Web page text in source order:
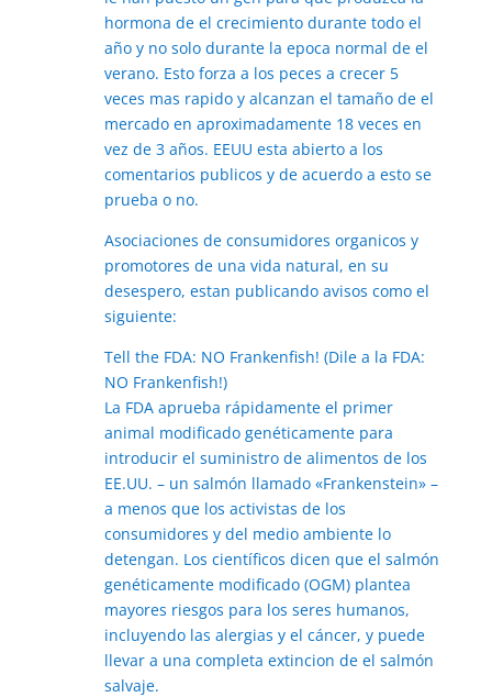
hormona de el crecimiento durante todo el
año y no solo durante la epoca normal de el
verano. Esto forza a los peces a crecer 5
veces mas rapido y alcanzan el tamaño de el
mercado en aproximadamente 18 veces en
vez de 3 años. EEUU esta abierto a los
comentarios publicos y de acuerdo a esto se
prueba o no.
Asociaciones de consumidores organicos y
promotores de una vida natural, en su
desespero, estan publicando avisos como el
siguiente:
Tell the FDA: NO Frankenfish! (Dile a la FDA:
NO Frankenfish!)
La FDA aprueba rápidamente el primer
animal modificado genéticamente para
introducir el suministro de alimentos de los
EE.UU. – un salmón llamado «Frankenstein» –
a menos que los activistas de los
consumidores y del medio ambiente lo
detengan. Los científicos dicen que el salmón
genéticamente modificado (OGM) plantea
mayores riesgos para los seres humanos,
incluyendo las alergias y el cáncer, y puede
llevar a una completa extincion de el salmón
salvaje.